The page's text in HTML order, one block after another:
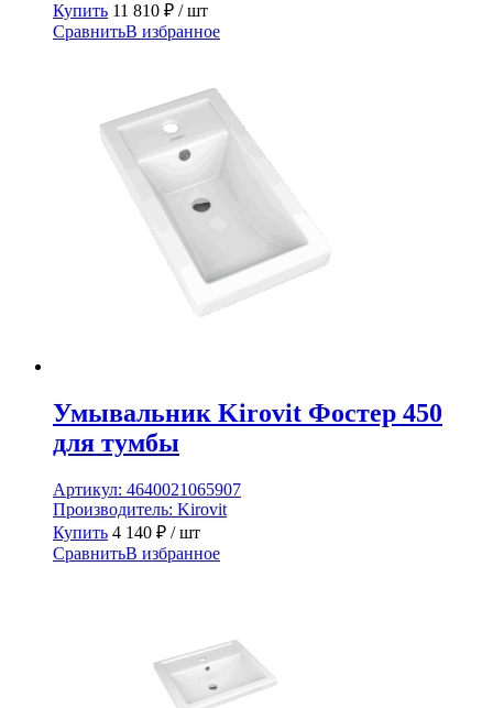
Купить 11 810 ₽ / шт
СравнитьВ избранное
Умывальник Kirovit Фостер 450
для тумбы
Артикул: 4640021065907
Производитель: Kirovit
Купить 4 140 ₽ / шт
СравнитьВ избранное